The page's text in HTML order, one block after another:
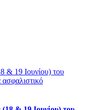
& 19 Ιουνίου) του